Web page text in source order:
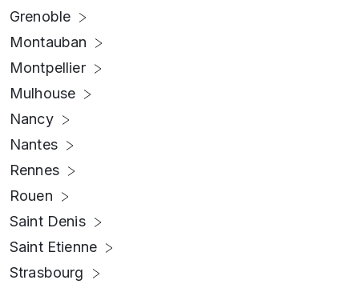
Grenoble
Montauban
Montpellier
Mulhouse
Nancy
Nantes
Rennes
Rouen
Saint Denis
Saint Etienne
Strasbourg